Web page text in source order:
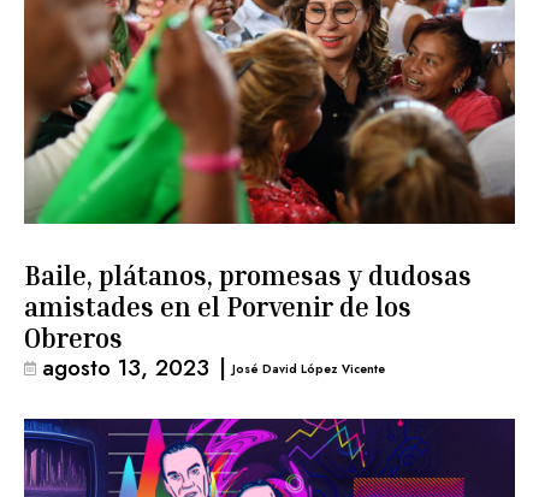
Baile, plátanos, promesas y dudosas
amistades en el Porvenir de los
Obreros
agosto 13, 2023 | José David López Vicente